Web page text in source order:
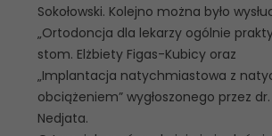
Sokołowski. Kolejno można było
„Ortodoncja dla lekarzy ogólnie
stom. Elżbiety Figas-Kubicy oraz
„Implantacja natychmiastowa z
obciążeniem” wygłoszonego przez
Nedjata.